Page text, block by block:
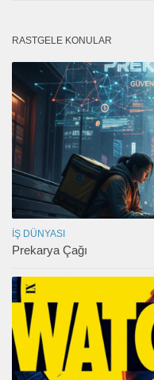
RASTGELE KONULAR
İŞ DÜNYASI
Prekarya Çağı